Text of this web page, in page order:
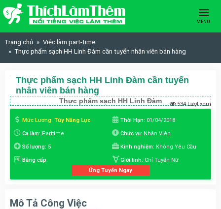
Skip to content
MENU
Trang chủ
Việc làm part-time
Thực phẩm sạch HH Linh Đàm cần tuyển nhân viên bán hàng
Thực phẩm sạch HH Linh Đàm cần tuyển
nhân viên bán hàng
Thực phẩm sạch HH Linh Đàm 534 Lượt xem
Mức Lương: Tùy Năng Lực Thời Hạn: 01/04/2018
Ca làm: Parttime Chức vụ: Nhân Viên
Số lượng: 5 Kinh nghiệm: Không Yêu Cầu
Bằng cấp: Giới tính: Chỉ Tuyển Nữ
Ứng Tuyển Ngay
Mô Tả Công Việc